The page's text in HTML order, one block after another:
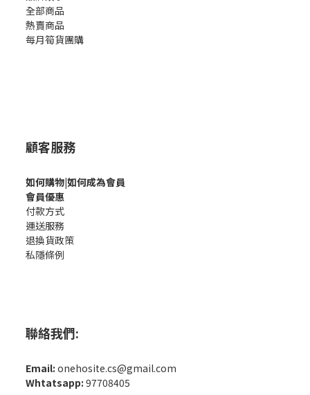
全部商品
熱賣商品
每月筍貨團購
顧客服務
如何購物|如何成為會員
會員優惠
付款方式
運送服務
退換貨政策
私隱條例
聯絡我們:
Email: onehosite.cs@gmail.com
Whtatsapp: 97708405